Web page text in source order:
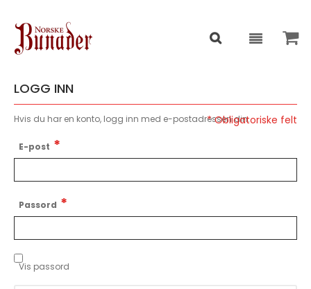
LOGG INN
Hvis du har en konto, logg inn med e-postadressen din.
E-post
Passord
Vis passord